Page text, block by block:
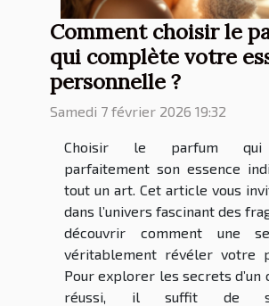
Comment choisir le
qui complète votre
personnelle ?
Samedi 7 février 2026 19:32
Choisir le parfum qui
parfaitement son essence
tout un art. Cet article vous
dans l’univers fascinant des
découvrir comment une
véritablement révéler votre
Pour explorer les secrets d’un
réussi, il suffit de